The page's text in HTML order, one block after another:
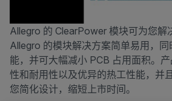
驱动器
消费品
Technologies
质量标准和环境认证
软件门户
企业责任
Growth and Inclusion
联系我们
Allegro 的 ClearPower 模块可为您解
Allegro 的模块解决方案简单易用，
能，并可大幅减小 PCB 占用面积。
性和耐用性以及优异的热工性能，并
您简化设计，缩短上市时间。